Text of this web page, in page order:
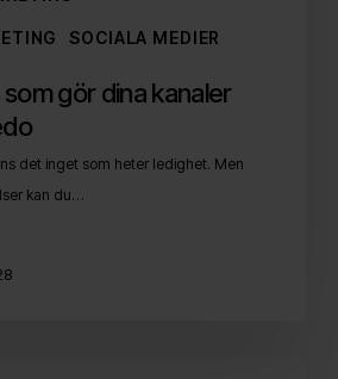
SOCIALA MEDIER
gör dina kanaler
det inget som heter ledighet. Men
kan du…